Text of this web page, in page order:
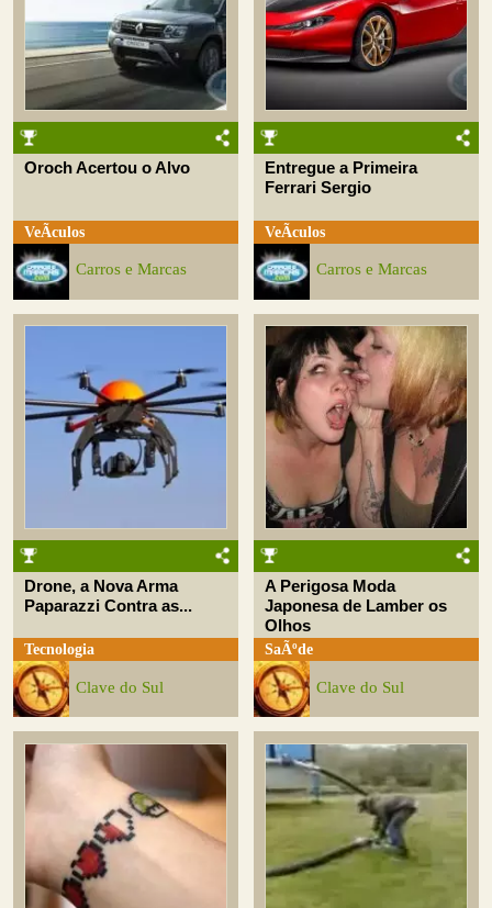
Oroch Acertou o Alvo
VeÃ­culos
Carros e Marcas
Entregue a Primeira
Ferrari Sergio
VeÃ­culos
Carros e Marcas
Drone, a Nova Arma
Paparazzi Contra as...
Tecnologia
Clave do Sul
A Perigosa Moda
Japonesa de Lamber os
Olhos
SaÃºde
Clave do Sul